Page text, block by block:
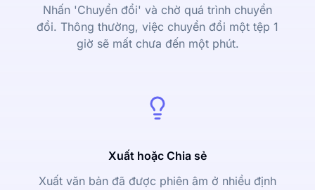
Nhấn 'Chuyển đổi' và chờ quá trình chuyển
đổi. Thông thường, việc chuyển đổi một tệp 1
giờ sẽ mất chưa đến một phút.
Xuất hoặc Chia sẻ
Xuất văn bản đã được phiên âm ở nhiều định